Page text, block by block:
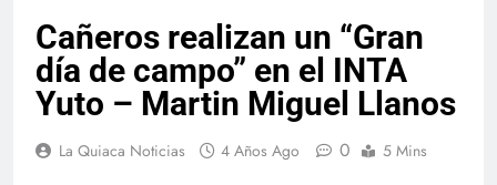
Cañeros realizan un “Gran
día de campo” en el INTA
Yuto – Martin Miguel Llanos
La Quiaca Noticias 4 Años Ago 0 5 Mins